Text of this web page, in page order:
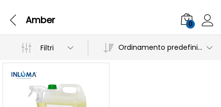
Amber 0
Filtri Ordinamento predefinito